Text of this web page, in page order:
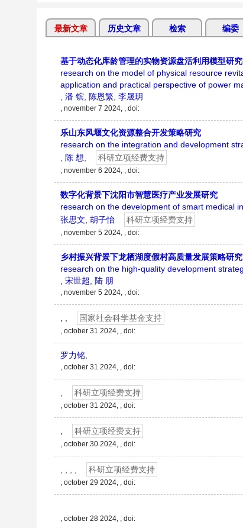
最新文章 历史文章 检索 编委
基于动态化库龄管理的实物资源盘活利用模型研
research on the model of physical resource
application and practical perspective of power
潘 镔 陈恩繁 李晟玥
, november 7 2024, , doi:
乐山东风堰文化资源整合开发策略研究
research on the integration and development
陈 想 科研立项经费支持
, november 6 2024, , doi:
数字化背景下沈阳市智慧医疗产业发展研究
research on the development of smart medical
张思文 胡子怡 科研立项经费支持
, november 5 2024, , doi:
乡村振兴背景下龙栖湖度假村高质量发展策略研究
research on the high-quality development
宋世超 陆 朋
, november 5 2024, , doi:
国家社会科学基金支持
, october 31 2024, , doi:
罗力铭
, october 31 2024, , doi:
科研立项经费支持
, october 31 2024, , doi:
科研立项经费支持
, october 30 2024, , doi:
科研立项经费支持
, october 29 2024, , doi:
, october 28 2024, , doi: